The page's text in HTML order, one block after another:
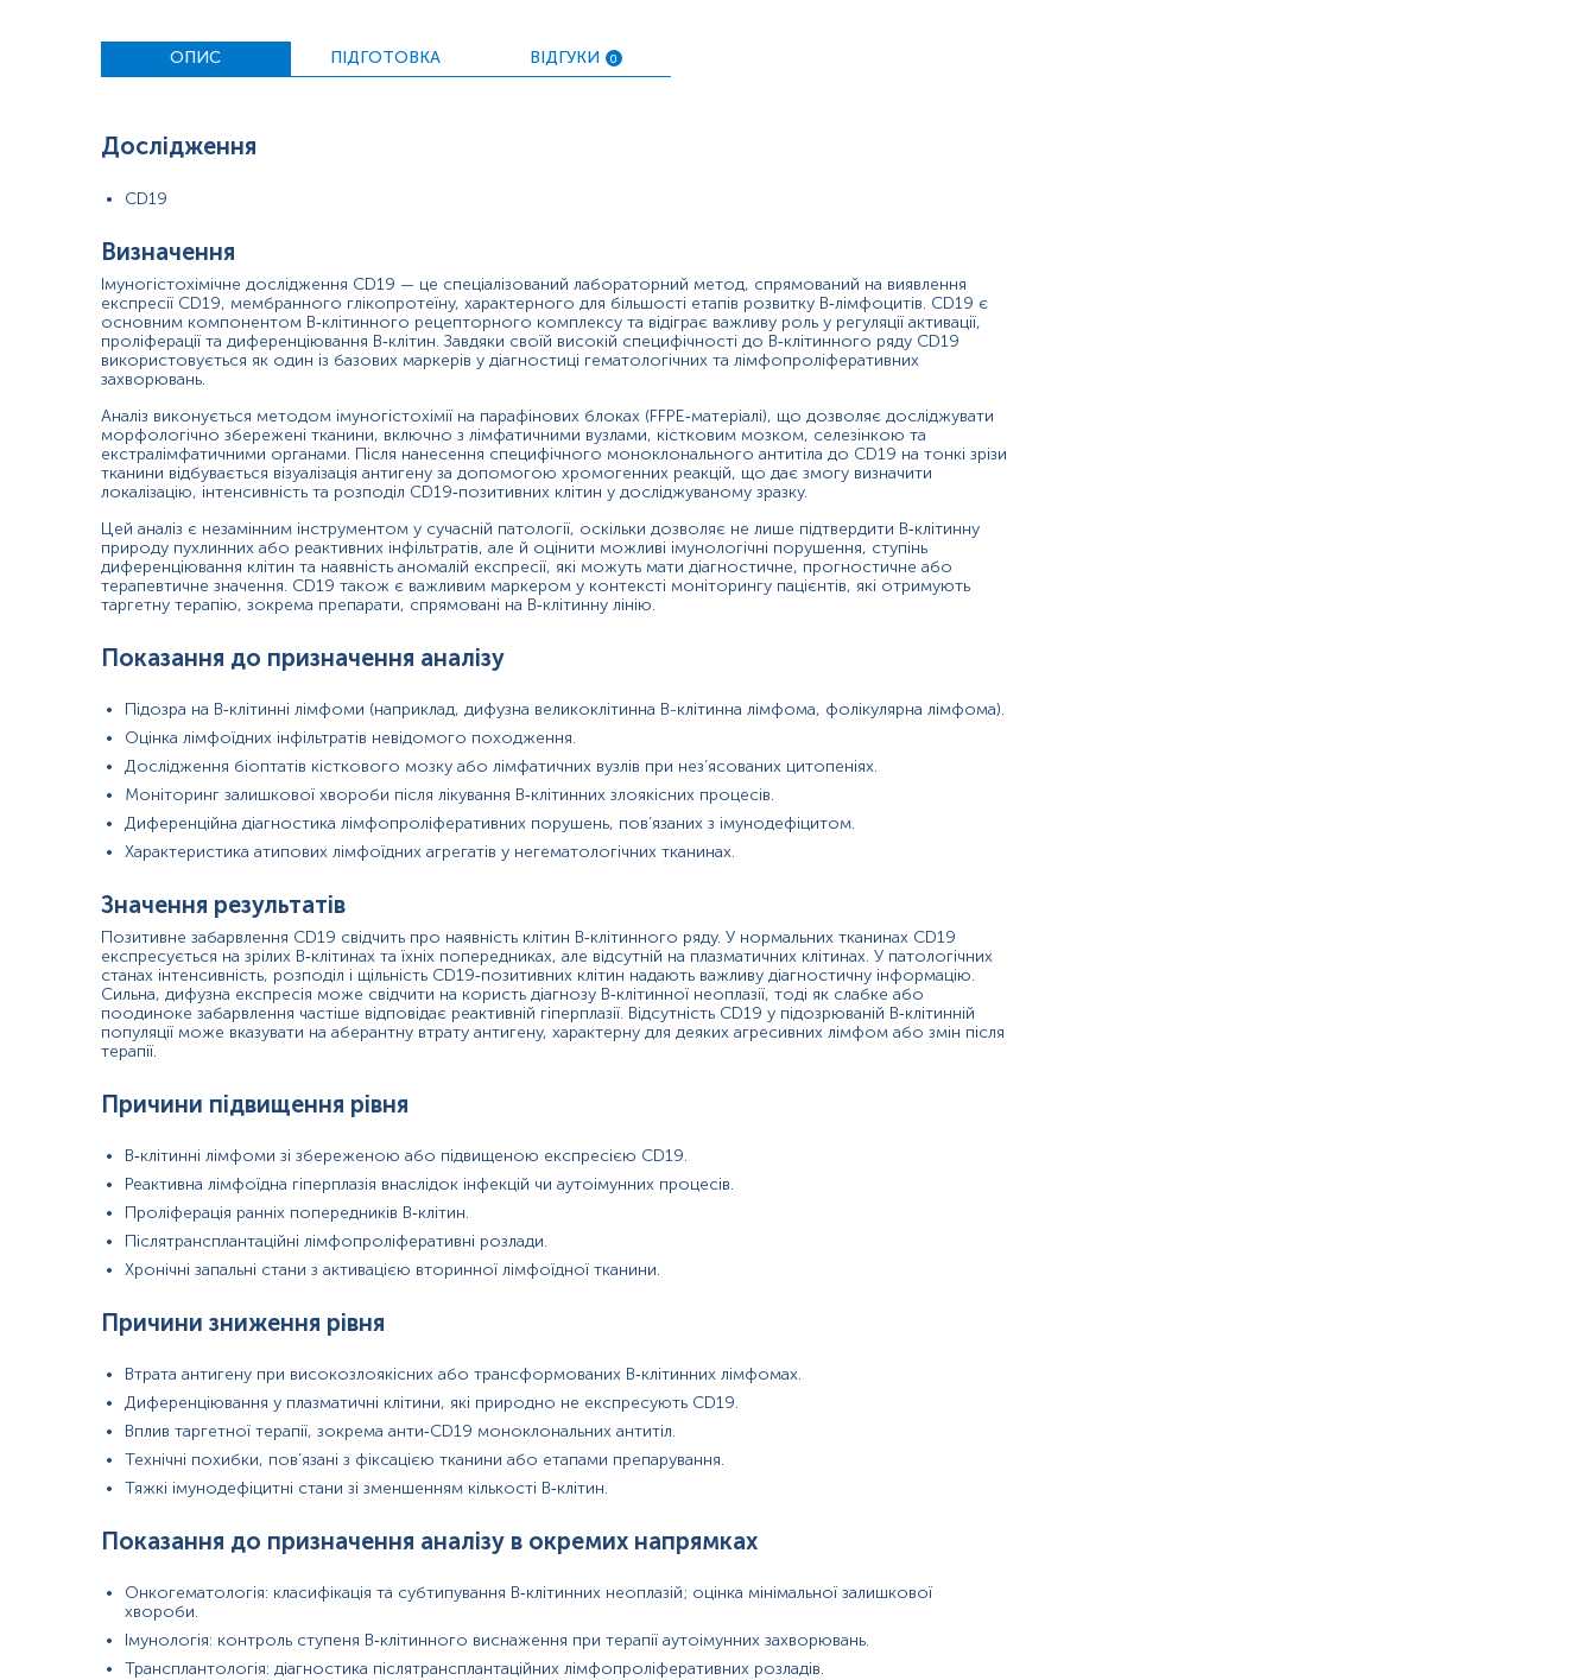
Характеристика атипових лімфоїдних агрегатів у негематологічних тканинах.
Значення результатів
на плазматичних клітинах. У патологічних станах інтенсивність, розподіл і щільність CD19‑позитивних клітин надають важливу діагностичну інформацію. Сильна, дифузна експресія
В‑клітинній популяції може вказувати на аберантну втрату антигену, характерну для деяких агресивних лімфом або змін після терапії.
В‑клітинні лімфоми зі збереженою або підвищеною експресією CD19.
Реактивна лімфоїдна гіперплазія внаслідок інфекцій чи аутоімунних процесів.
Проліферація ранніх попередників В‑клітин.
Післятрансплантаційні лімфопроліферативні розлади.
Хронічні запальні стани з активацією вторинної лімфоїдної тканини.
Причини зниження рівня
Втрата антигену при високозлоякісних або трансформованих В‑клітинних лімфомах.
Диференціювання у плазматичні клітини, які природно не експресують CD19.
Вплив таргетної терапії, зокрема анти‑CD19 моноклональних антитіл.
Тяжкі імунодефіцитні стани зі зменшенням кількості В‑клітин.
Показання до призначення аналізу в окремих напрямках
Онкогематологія: класифікація та субтипування В‑клітинних неоплазій; оцінка мінімальної залишкової хвороби.
Імунологія: контроль ступеня В‑клітинного виснаження при терапії аутоімунних захворювань.
Трансплантологія: діагностика післятрансплантаційних лімфопроліферативних розладів.
Загальна патологія: уточнення природи неоднозначних лімфоїдних агрегатів у біопсіях органів.
Парафінові блоки
ОПИС ПІДГОТОВКА ВІДГУКИ 0
Дослідження
CD19
Визначення
Імуногістохімічне дослідження CD19 — це спеціалізований лабораторний метод, спрямований на виявлення
експресії CD19, мембранного глікопротеїну, характерного для більшості етапів розвитку В‑лімфоцитів. CD19 є
основним компонентом В‑клітинного рецепторного комплексу та відіграє важливу роль у регуляції активації,
проліферації та диференціювання В‑клітин. Завдяки своїй високій специфічності до В‑клітинного ряду CD19
використовується як один із базових маркерів у діагностиці гематологічних та лімфопроліферативних
захворювань.
Аналіз виконується методом імуногістохімії на парафінових блоках (FFPE‑матеріалі), що дозволяє досліджувати
морфологічно збережені тканини, включно з лімфатичними вузлами, кістковим мозком, селезінкою та
екстралімфатичними органами. Після нанесення специфічного моноклонального антитіла до CD19 на тонкі зрізи
тканини відбувається візуалізація антигену за допомогою хромогенних реакцій, що дає змогу визначити
локалізацію, інтенсивність та розподіл CD19‑позитивних клітин у досліджуваному зразку.
Цей аналіз є незамінним інструментом у сучасній патології, оскільки дозволяє не лише підтвердити В‑клітинну
природу пухлинних або реактивних інфільтратів, але й оцінити можливі імунологічні порушення, ступінь
диференціювання клітин та наявність аномалій експресії, які можуть мати діагностичне, прогностичне або
терапевтичне значення. CD19 також є важливим маркером у контексті моніторингу пацієнтів, які отримують
таргетну терапію, зокрема препарати, спрямовані на В‑клітинну лінію.
Показання до призначення аналізу
Підозра на В‑клітинні лімфоми (наприклад, дифузна великоклітинна В-клітинна лімфома, фолікулярна лімфома).
Оцінка лімфоїдних інфільтратів невідомого походження.
Дослідження біоптатів кісткового мозку або лімфатичних вузлів при нез’ясованих цитопеніях.
Моніторинг залишкової хвороби після лікування В‑клітинних злоякісних процесів.
Диференційна діагностика лімфопроліферативних порушень, пов’язаних з імунодефіцитом.
Характеристика атипових лімфоїдних агрегатів у негематологічних тканинах.
Значення результатів
Позитивне забарвлення CD19 свідчить про наявність клітин В‑клітинного ряду. У нормальних тканинах CD19
експресується на зрілих В‑клітинах та їхніх попередниках, але відсутній на плазматичних клітинах. У патологічних
станах інтенсивність, розподіл і щільність CD19‑позитивних клітин надають важливу діагностичну інформацію.
Сильна, дифузна експресія може свідчити на користь діагнозу В‑клітинної неоплазії, тоді як слабке або
поодиноке забарвлення частіше відповідає реактивній гіперплазії. Відсутність CD19 у підозрюваній В‑клітинній
популяції може вказувати на аберантну втрату антигену, характерну для деяких агресивних лімфом або змін після
терапії.
Причини підвищення рівня
В‑клітинні лімфоми зі збереженою або підвищеною експресією CD19.
Реактивна лімфоїдна гіперплазія внаслідок інфекцій чи аутоімунних процесів.
Проліферація ранніх попередників В‑клітин.
Післятрансплантаційні лімфопроліферативні розлади.
Хронічні запальні стани з активацією вторинної лімфоїдної тканини.
Причини зниження рівня
Втрата антигену при високозлоякісних або трансформованих В‑клітинних лімфомах.
Диференціювання у плазматичні клітини, які природно не експресують CD19.
Вплив таргетної терапії, зокрема анти‑CD19 моноклональних антитіл.
Технічні похибки, пов’язані з фіксацією тканини або етапами препарування.
Тяжкі імунодефіцитні стани зі зменшенням кількості В‑клітин.
Показання до призначення аналізу в окремих напрямках
Онкогематологія: класифікація та субтипування В‑клітинних неоплазій; оцінка мінімальної залишкової
хвороби.
Імунологія: контроль ступеня В‑клітинного виснаження при терапії аутоімунних захворювань.
Трансплантологія: діагностика післятрансплантаційних лімфопроліферативних розладів.